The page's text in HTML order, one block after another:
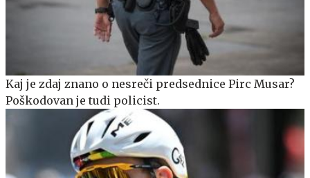
Kaj je zdaj znano o nesreči predsednice Pirc Musar?
Poškodovan je tudi policist.